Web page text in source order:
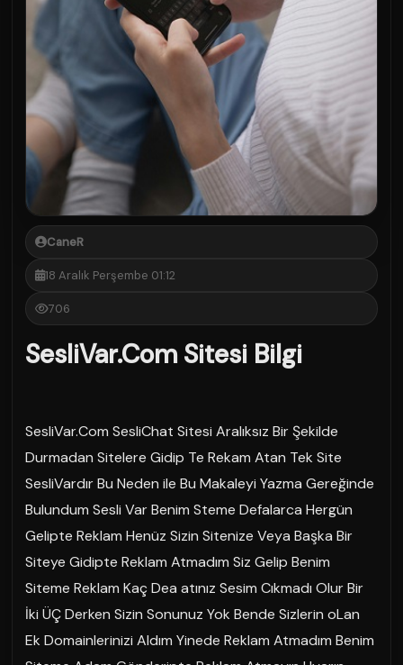
CaneR
18 Aralık Perşembe 01:12
706
SesliVar.Com Sitesi Bilgi
SesliVar.Com SesliChat Sitesi Aralıksız Bir Şekilde
Durmadan Sitelere Gidip Te Rekam Atan Tek Site
SesliVardır Bu Neden ile Bu Makaleyi Yazma Gereğinde
Bulundum Sesli Var Benim Steme Defalarca Hergün
Gelipte Reklam Henüz Sizin Sitenize Veya Başka Bir
Siteye Gidipte Reklam Atmadım Siz Gelip Benim
Siteme Reklam Kaç Dea atınız Sesim Cıkmadı Olur Bir
İki ÜÇ Derken Sizin Sonunuz Yok Bende Sizlerin oLan
Ek Domainlerinizi Aldım Yinede Reklam Atmadım Benim